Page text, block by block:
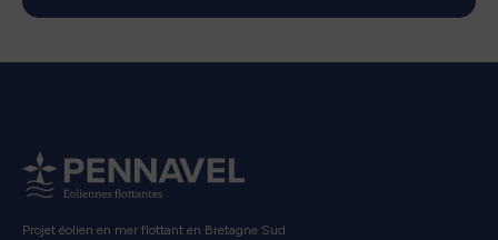
Projet éolien en mer flottant en Bretagne Sud